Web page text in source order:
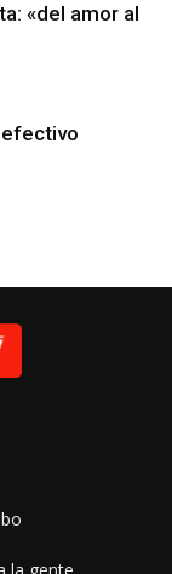
«del amor al